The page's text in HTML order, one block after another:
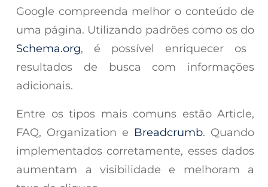
Google compreenda melhor o conteúdo de
uma página. Utilizando padrões como os do
Schema.org, é possível enriquecer os
resultados de busca com informações
adicionais.
Entre os tipos mais comuns estão Article,
FAQ, Organization e Breadcrumb. Quando
implementados corretamente, esses dados
aumentam a visibilidade e melhoram a